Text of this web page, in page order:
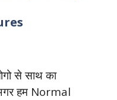
से साथ का
हम Normal